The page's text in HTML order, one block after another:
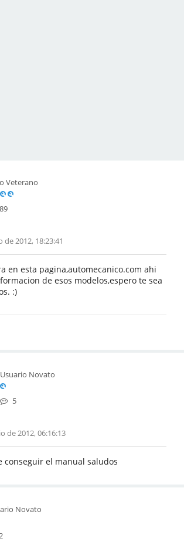
Veterano
de 2012, 18:23:41
en esta pagina,automecanico.com ahi
de esos modelos,espero te sea
:)
Usuario Novato
5
de 2012, 06:16:13
conseguir el manual saludos
Novato